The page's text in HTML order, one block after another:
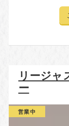
リージャ
ー
営業中